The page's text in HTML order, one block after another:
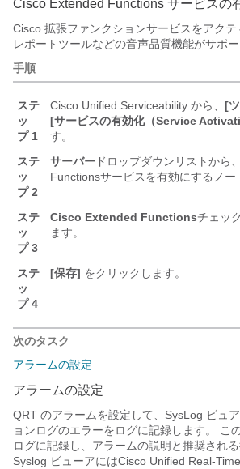
Cisco Extended Functions サービスの
Cisco 拡張ファンクションサービスをアク
レポートツールなどの音声品質機能がサポー
手順
ステ
ッ
プ 1
Cisco Unified Serviceability から、 [
[サービスの有効化（Service
す。
ステ
ッ
プ 2
サーバー ドロップダウンリストから
Functionsサービスを有効にするノー
ステ
ッ
プ 3
Cisco Extended Functionsチェッ
ます。
ステ
ッ
プ 4
[保存] をクリックします。
次のタスク
アラームの設定
アラームの設定
QRT のアラームを設定して、SysLog ビュ
ョンログのエラーをログに記録します。 こ
ログに記録し、アラームの説明と推奨される
Syslog ビューアにはCisco Unified Real-